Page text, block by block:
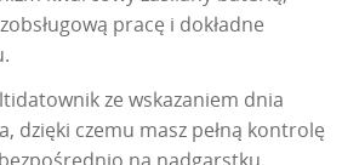
pracę i dokładne
ze wskazaniem dnia
dzięki czemu masz pełną kontrolę